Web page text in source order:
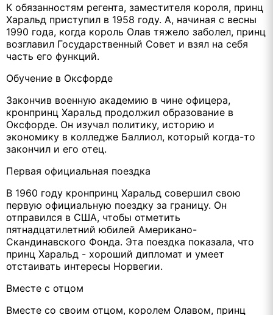
К обязанностям регента, заместителя короля, принц
Харальд приступил в 1958 году. А, начиная с весны
1990 года, когда король Олав тяжело заболел, принц
возглавил Государственный Совет и взял на себя
часть его функций.
Обучение в Оксфорде
Закончив военную академию в чине офицера,
кронпринц Харальд продолжил образование в
Оксфорде. Он изучал политику, историю и
экономику в колледже Баллиол, который когда-то
закончил и его отец.
Первая официальная поездка
В 1960 году кронпринц Харальд совершил свою
первую официальную поездку за границу. Он
отправился в США, чтобы отметить
пятнадцатилетний юбилей Американо-
Скандинавского Фонда. Эта поездка показала, что
принц Харальд - хороший дипломат и умеет
отстаивать интересы Норвегии.
Вместе с отцом
Вместе со своим отцом, королем Олавом, принц